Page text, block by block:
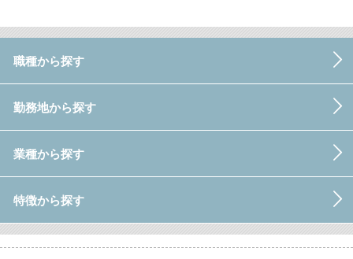
職種から探す
勤務地から探す
業種から探す
特徴から探す